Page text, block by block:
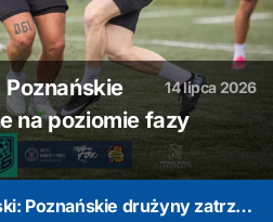
14 lipca 2026
na poziomie fazy
Mistrzostwa Polski: Poznańskie drużyny zatrzymane na poziomie fazy grupowej